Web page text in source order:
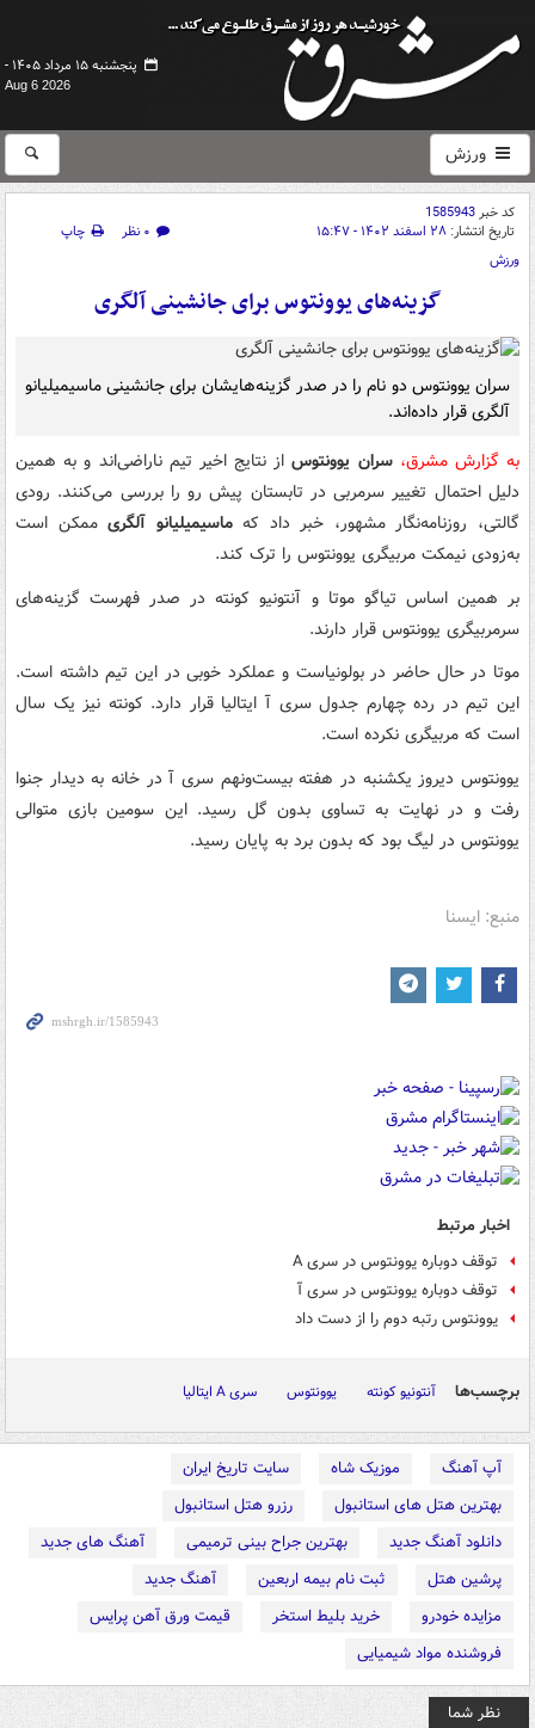
پنجشنبه ۱۵ مرداد ۱۴۰۵ -
Aug 6 2026
ورزش
کد خبر1585943
تاریخ انتشار: ۲۸ اسفند ۱۴۰۲ - ۱۵:۴۷ ۰ نظر
چاپ
ورزش
گزینه‌های یوونتوس برای جانشینی آلگری
سران یوونتوس دو نام را در صدر گزینه‌هایشان برای جانشینی ماسیمیلیانو
آلگری قرار داده‌اند.
به گزارش مشرق، سران یوونتوساز نتایج اخیر تیم ناراضی‌اند و به همین
دلیل احتمال تغییر سرمربی در تابستان پیش رو را بررسی می‌کنند. رودی
گالتی، روزنامه‌نگار مشهور، خبر داد کهماسیمیلیانو آلگریممکن است
به‌زودی نیمکت مربیگری یوونتوس را ترک کند.
بر همین اساس تیاگو موتا و آنتونیو کونته در صدر فهرست گزینه‌های
سرمربیگری یوونتوس قرار دارند.
موتا در حال حاضر در بولونیاست و عملکرد خوبی در این تیم داشته است.
این تیم در رده چهارم جدول سری آ ایتالیا قرار دارد. کونته نیز یک سال
است که مربیگری نکرده است.
یوونتوس دیروز یکشنبه در هفته بیست‌ونهم سری آ در خانه به دیدار جنوا
رفت و در نهایت به تساوی بدون گل رسید. این سومین بازی متوالی
یوونتوس در لیگ بود که بدون برد به پایان رسید.
منبع: ایسنا
اخبار مرتبط
توقف دوباره یوونتوس در سری A
توقف دوباره یوونتوس در سری آ
یوونتوس رتبه دوم را از دست داد
برچسب‌ها آنتونیو کونته یوونتوس سری A ایتالیا
آپ آهنگ موزیک شاه
سایت تاریخ ایران
بهترین هتل های استانبول
رزرو هتل استانبول
دانلود آهنگ جدید
بهترین جراح بینی ترمیمی
آهنگ های جدید
پرشین هتل
ثبت نام بیمه اربعین
آهنگ جدید
مزایده خودرو
خرید بلیط استخر
قیمت ورق آهن پرایس
فروشنده مواد شیمیایی
نظر شما